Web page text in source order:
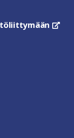
avautuu uuteen